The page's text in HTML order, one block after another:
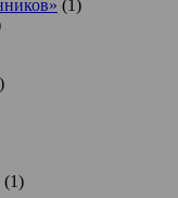
(1)
(1)